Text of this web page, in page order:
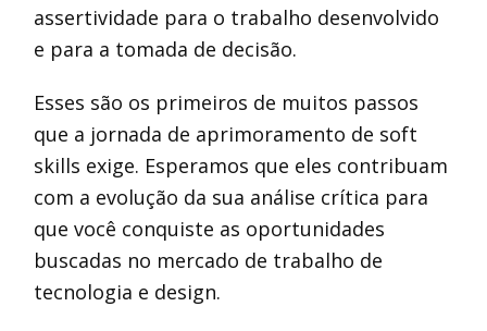
assertividade para o trabalho desenvolvido
e para a tomada de decisão.
Esses são os primeiros de muitos passos
que a jornada de aprimoramento de soft
skills exige. Esperamos que eles contribuam
com a evolução da sua análise crítica para
que você conquiste as oportunidades
buscadas no mercado de trabalho de
tecnologia e design.